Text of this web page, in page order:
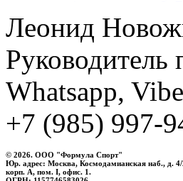
Леонид
Руководитель
Whatsapp,
+7 (985) 997-
© 2026. ООО "Формула Спорт"
Юр. адрес: Москва, Космодамианская наб., д.
корп. А, пом. I, офис. 1.